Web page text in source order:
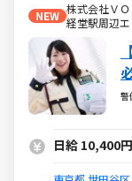
NEW 株式会社Ｖ
経堂駅周辺
警
日給 10,400